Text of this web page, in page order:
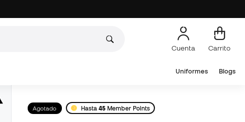
Cuenta Carrito
Uniformes Blogs
Agotado Hasta45 Member Points